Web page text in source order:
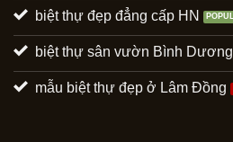
biệt thự đẹp đẳng cấp HN
biệt thự sân vườn Bình Dương
mẫu biệt thự đẹp ở Lâm Đồng